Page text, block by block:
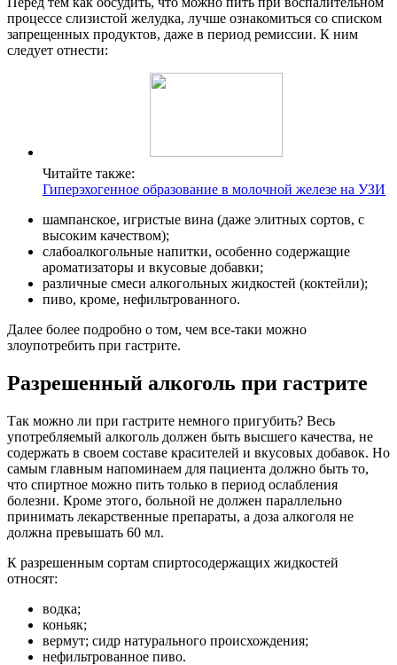
процессе слизистой желудка, лучше ознакомиться со списком
запрещенных продуктов, даже в период ремиссии. К ним
следует отнести:
Читайте также:
Гиперэхогенное образование в молочной железе на УЗИ
шампанское, игристые вина (даже элитных сортов, с
высоким качеством);
слабоалкогольные напитки, особенно содержащие
ароматизаторы и вкусовые добавки;
различные смеси алкогольных жидкостей (коктейли);
пиво, кроме, нефильтрованного.
Далее более подробно о том, чем все-таки можно
злоупотребить при гастрите.
Разрешенный алкоголь при гастрите
Так можно ли при гастрите немного пригубить? Весь
употребляемый алкоголь должен быть высшего качества, не
содержать в своем составе красителей и вкусовых добавок. Но
самым главным напоминаем для пациента должно быть то,
что спиртное можно пить только в период ослабления
болезни. Кроме этого, больной не должен параллельно
принимать лекарственные препараты, а доза алкоголя не
должна превышать 60 мл.
К разрешенным сортам спиртосодержащих жидкостей
относят:
водка;
коньяк;
вермут; сидр натурального происхождения;
нефильтрованное пиво.